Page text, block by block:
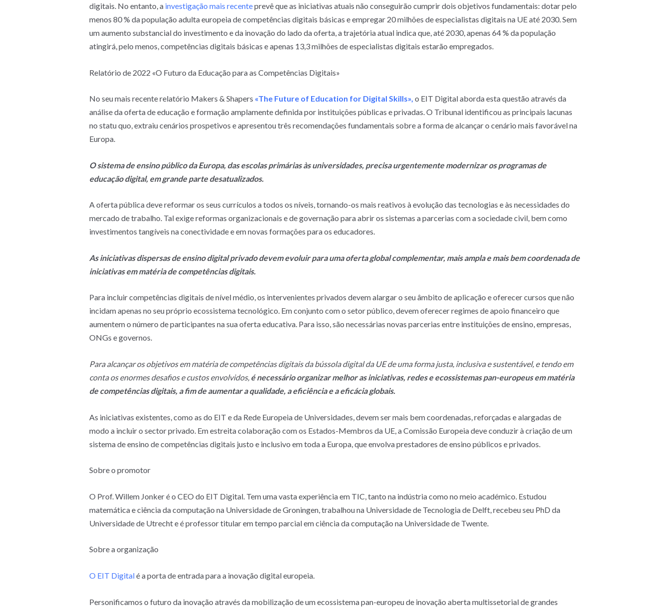
digitais. No entanto, a investigação mais recenteprevê que as iniciativas atuais não conseguirão cumprir dois objetivos fundamentais: dotar pelo
menos 80 % da população adulta europeia de competências digitais básicas e empregar 20 milhões de especialistas digitais na UE até 2030. Sem
um aumento substancial do investimento e da inovação do lado da oferta, a trajetória atual indica que, até 2030, apenas 64 % da população
atingirá, pelo menos, competências digitais básicas e apenas 13,3 milhões de especialistas digitais estarão empregados.
Relatório de 2022 «O Futuro da Educação para as Competências Digitais»
No seu mais recente relatório Makers & Shapers «The Future of Education for Digital Skills», o EIT Digital aborda esta questão através da
análise da oferta de educação e formação amplamente definida por instituições públicas e privadas. O Tribunal identificou as principais lacunas
no statu quo, extraiu cenários prospetivos e apresentou três recomendações fundamentais sobre a forma de alcançar o cenário mais favorável na
Europa.
O sistema de ensino público da Europa, das escolas primárias às universidades, precisa urgentemente modernizar os programas de
educação digital, em grande parte desatualizados.
A oferta pública deve reformar os seus currículos a todos os níveis, tornando-os mais reativos à evolução das tecnologias e às necessidades do
mercado de trabalho. Tal exige reformas organizacionais e de governação para abrir os sistemas a parcerias com a sociedade civil, bem como
investimentos tangíveis na conectividade e em novas formações para os educadores.
As iniciativas dispersas de ensino digital privado devem evoluir para uma oferta global complementar, mais ampla e mais bem coordenada de
iniciativas em matéria de competências digitais.
Para incluir competências digitais de nível médio, os intervenientes privados devem alargar o seu âmbito de aplicação e oferecer cursos que não
incidam apenas no seu próprio ecossistema tecnológico. Em conjunto com o setor público, devem oferecer regimes de apoio financeiro que
aumentem o número de participantes na sua oferta educativa. Para isso, são necessárias novas parcerias entre instituições de ensino, empresas,
ONGs e governos.
Para alcançar os objetivos em matéria de competências digitais da bússola digital da UE de uma forma justa, inclusiva e sustentável, e tendo em
conta os enormes desafios e custos envolvidos, é necessário organizar melhor as iniciativas, redes e ecossistemas pan-europeus em matéria
de competências digitais, a fim de aumentar a qualidade, a eficiência e a eficácia globais.
As iniciativas existentes, como as do EIT e da Rede Europeia de Universidades, devem ser mais bem coordenadas, reforçadas e alargadas de
modo a incluir o sector privado. Em estreita colaboração com os Estados-Membros da UE, a Comissão Europeia deve conduzir à criação de um
sistema de ensino de competências digitais justo e inclusivo em toda a Europa, que envolva prestadores de ensino públicos e privados.
Sobre o promotor
O Prof. Willem Jonker é o CEO do EIT Digital. Tem uma vasta experiência em TIC, tanto na indústria como no meio académico. Estudou
matemática e ciência da computação na Universidade de Groningen, trabalhou na Universidade de Tecnologia de Delft, recebeu seu PhD da
Universidade de Utrecht e é professor titular em tempo parcial em ciência da computação na Universidade de Twente.
Sobre a organização
O EIT Digitalé a porta de entrada para a inovação digital europeia.
Personificamos o futuro da inovação através da mobilização de um ecossistema pan-europeu de inovação aberta multissetorial de grandes